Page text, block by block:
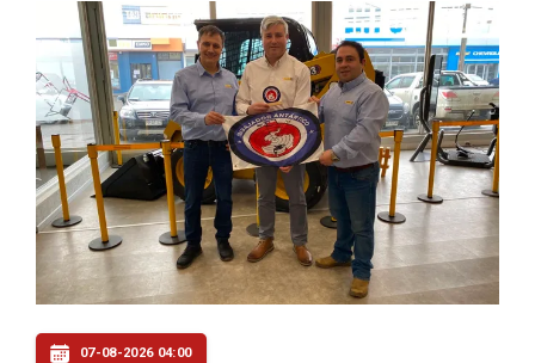
07-08-2026 04:00